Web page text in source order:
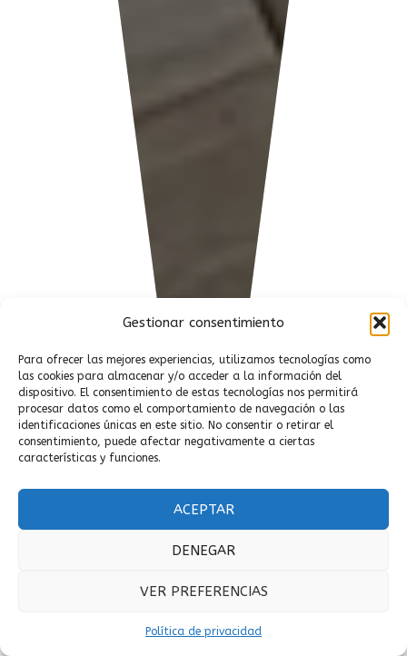
Gestionar consentimiento
Para ofrecer las mejores experiencias, utilizamos tecnologías como
las cookies para almacenar y/o acceder a la información del
dispositivo. El consentimiento de estas tecnologías nos permitirá
procesar datos como el comportamiento de navegación o las
identificaciones únicas en este sitio. No consentir o retirar el
consentimiento, puede afectar negativamente a ciertas
características y funciones.
ACEPTAR
DENEGAR
VER PREFERENCIAS
Política de privacidad